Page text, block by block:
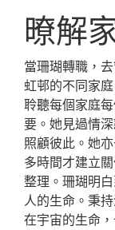
暸解
當珊瑚轉職，
虹邨的不同家
聆聽每個家庭
要。她見過情
照顧彼此。她
多時間才建立
整理。珊瑚明
人的生命。秉
在宇宙的生命